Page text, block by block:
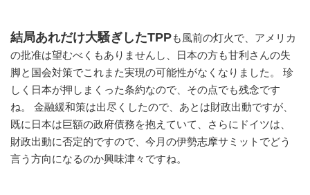
結局あれだけ大騒ぎしたTPPも風前の灯火で、アメリカ
の批准は望むべくもありませんし、日本の方も甘利さんの失
脚と国会対策でこれまた実現の可能性がなくなりました。 珍
しく日本が押しまくった条約なので、その点でも残念です
ね。 金融緩和策は出尽くしたので、あとは財政出動ですが、
既に日本は巨額の政府債務を抱えていて、さらにドイツは、
財政出動に否定的ですので、今月の伊勢志摩サミットでどう
言う方向になるのか興味津々ですね。